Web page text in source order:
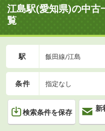
江島駅(愛知県)の中古
覧
駅 飯田線/江島
条件 指定なし
検索条件を保存
新